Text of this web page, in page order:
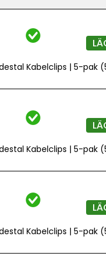
Kabelclips | 5-pak
Kabelclips | 5-pak
Kabelclips | 5-pak